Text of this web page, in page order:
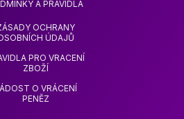
A PRAVIDLA
OCHRANY
ÚDAJŮ
PRO VRACENÍ
ZBOŽÍ
O VRÁCENÍ
PENĚZ